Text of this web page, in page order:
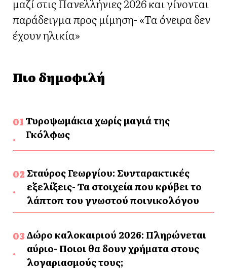
μαζί στις Πανελλήνιες 2026 και γίνονται
παράδειγμα προς μίμηση- «Τα όνειρα δεν
έχουν ηλικία»
Πιο δημοφιλή
Τυροψωμάκια χωρίς μαγιά της
Γκόλφως
Σταύρος Γεωργίου: Συνταρακτικές
εξελίξεις- Τα στοιχεία που κρύβει το
λάπτοπ του γνωστού ποινικολόγου
Δώρο καλοκαιριού 2026: Πληρώνεται
αύριο- Ποιοι θα δουν χρήματα στους
λογαριασμούς τους;